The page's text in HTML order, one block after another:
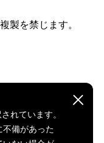
れています。
備があった
を禁じます。